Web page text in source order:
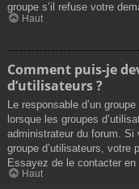
groupe s’il refuse votre
Haut
Comment puis-je
d’utilisateurs ?
Le responsable d’un
lorsque les groupes
administrateur du forum. Si
groupe d’utilisateurs, votre
Essayez de le contacter
Haut